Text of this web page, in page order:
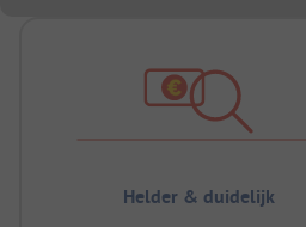
Helder & duidelijk